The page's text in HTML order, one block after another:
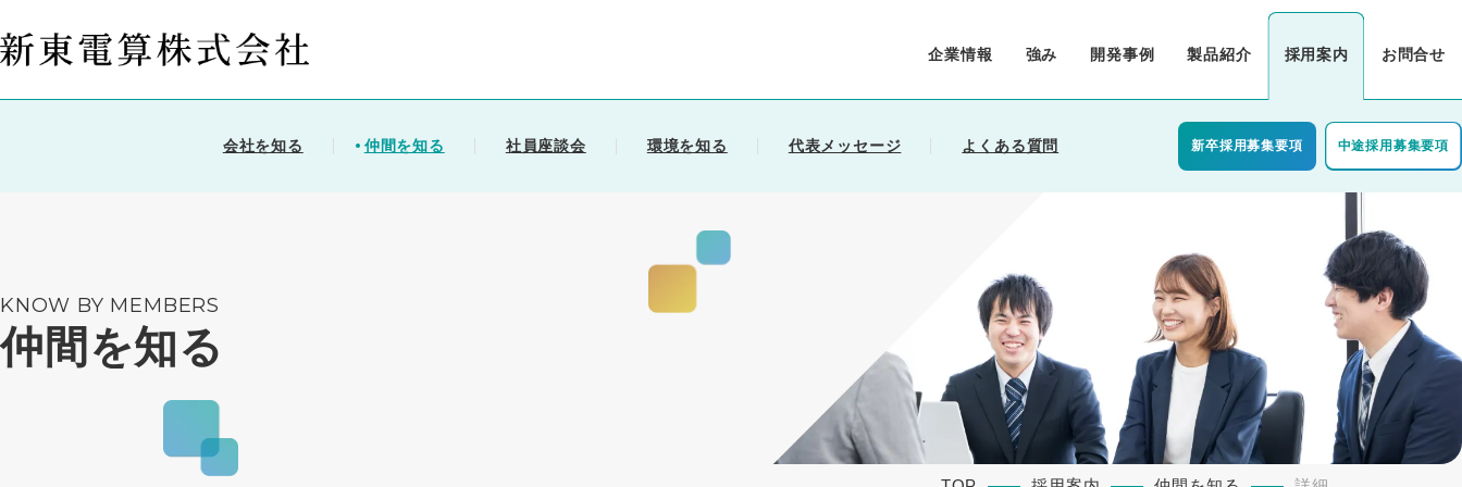
企業情報 強み 開発事例 製品紹介 採用案内 お問合せ
会社を知る
事業領域
仲間を知る 社員座談会 環境を知る 代表メッセージ よくある質問 新卒採用募集要項 中途採用募集要項
KNOW BY MEMBERS
仲間を知る